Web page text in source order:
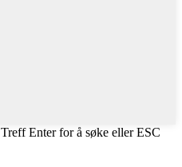
Treff Enter for å søke eller ESC